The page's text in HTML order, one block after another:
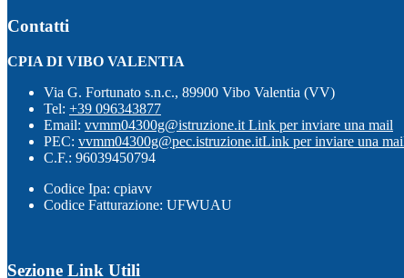
Contatti
CPIA DI VIBO VALENTIA
Via G. Fortunato s.n.c., 89900 Vibo Valentia (VV)
Tel: +39 096343877
Email: vvmm04300g@istruzione.it Link per inviare una mail
PEC: vvmm04300g@pec.istruzione.itLink per inviare una
C.F.: 96039450794
Codice Ipa: cpiavv
Codice Fatturazione: UFWUAU
Sezione Link Utili